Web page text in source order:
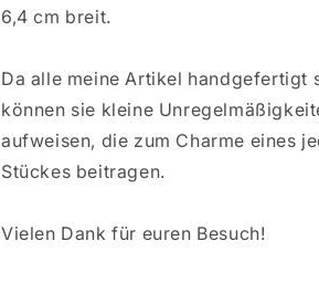
6,4 cm breit.
Da alle meine Artikel handgefertigt
können sie kleine
aufweisen, die zum Charme eines
Stückes beitragen.
Vielen Dank für euren Besuch!